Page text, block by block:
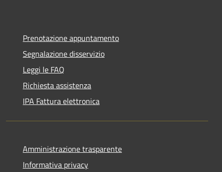
Prenotazione appuntamento
Segnalazione disservizio
Leggi le FAQ
Richiesta assistenza
IPA Fattura elettronica
Amministrazione trasparente
Informativa privacy